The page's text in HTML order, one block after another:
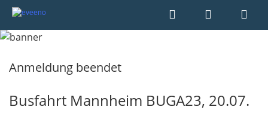
Anmeldung beendet
Busfahrt Mannheim BUGA23, 20.07.